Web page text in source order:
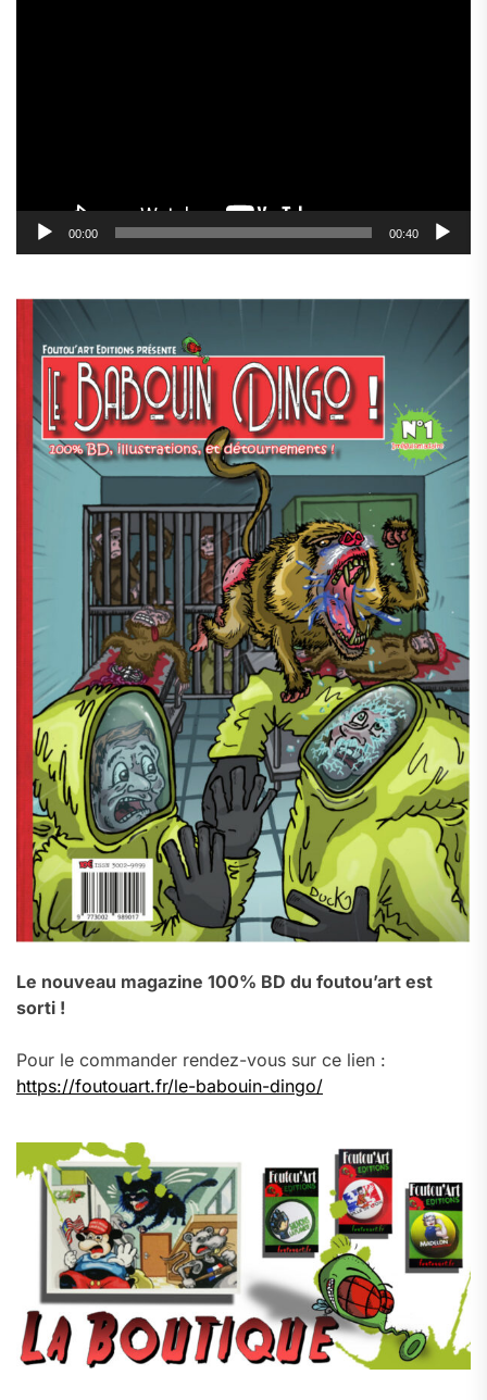
00:00 00:40
Le nouveau magazine 100% BD du foutou’art est
sorti !
Pour le commander rendez-vous sur ce lien :
https://foutouart.fr/le-babouin-dingo/